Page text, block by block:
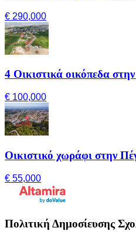
€ 290,000
4 Οικιστικά οικόπεδα
€ 100,000
Οικιστικό χωράφι στην
€ 55,000
Πολιτική Δημοσίευσης